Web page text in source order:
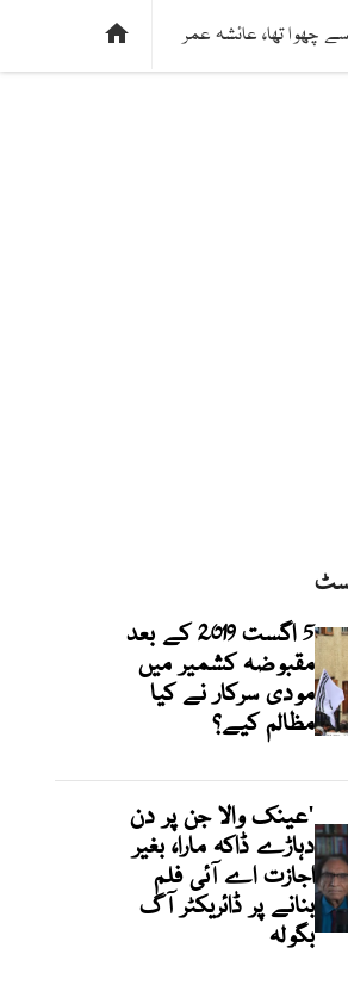
 چھوا تھا، عائشہ عمر
5 اگست 2019 کے بعد
مقبوضہ کشمیر میں
مودی سرکار نے کیا
مظالم کیے؟
'عینک والا جن پر دن
دہاڑے ڈاکہ مارا، بغیر
اجازت اے آئی فلم
بنانے پر ڈائریکٹر آگ
بگولہ